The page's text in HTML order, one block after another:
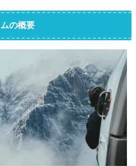
の概要